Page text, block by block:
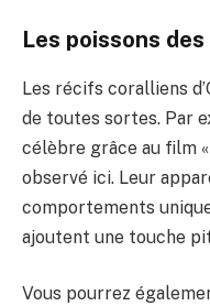
Les poissons
Les récifs coralliens
de toutes sortes. Par
célèbre grâce au film
observé ici. Leur
comportements
ajoutent une touche
Vous pourrez